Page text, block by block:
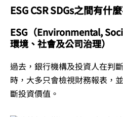
ESG CSR SDGs之間有什
ESG（Environmental,
環境、社會及公司治理）
過去，銀行機構及投資人在判
時，大多只會檢視財務報表，
斷投資價值。